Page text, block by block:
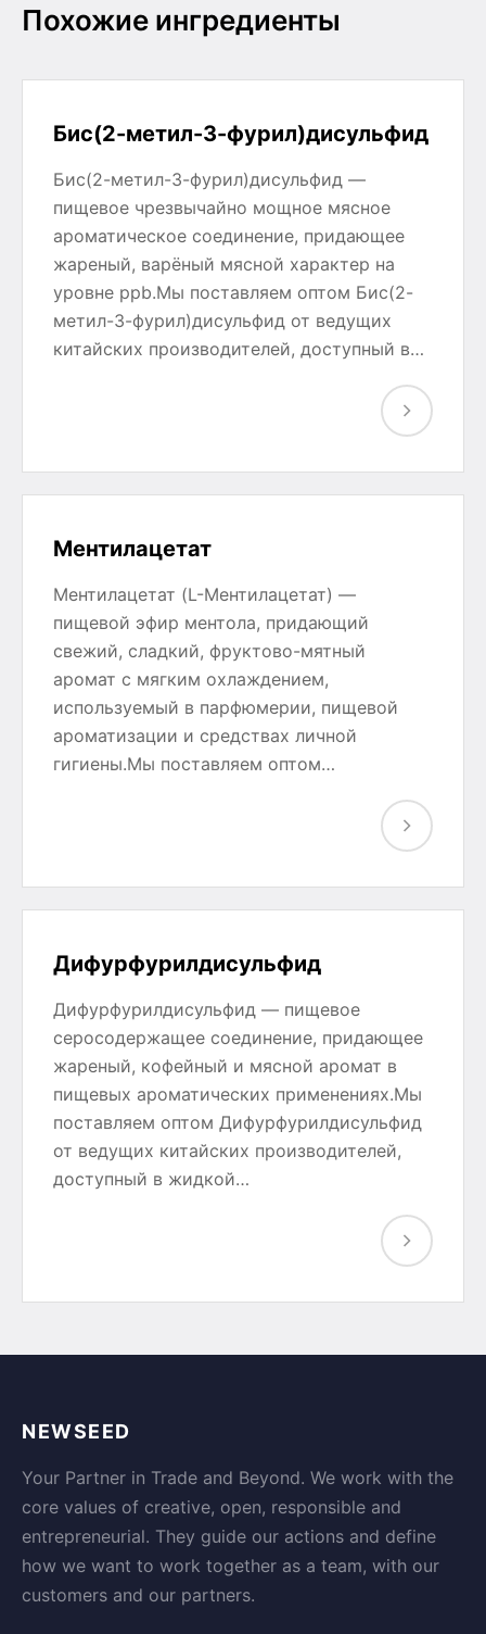
Похожие ингредиенты
Бис(2-метил-3-фурил)дисульфид
Бис(2-метил-3-фурил)дисульфид —
пищевое чрезвычайно мощное мясное
ароматическое соединение, придающее
жареный, варёный мясной характер на
уровне ppb.Мы поставляем оптом Бис(2-
метил-3-фурил)дисульфид от ведущих
китайских производителей, доступный в…
Ментилацетат
Ментилацетат (L-Ментилацетат) —
пищевой эфир ментола, придающий
свежий, сладкий, фруктово-мятный
аромат с мягким охлаждением,
используемый в парфюмерии, пищевой
ароматизации и средствах личной
гигиены.Мы поставляем оптом…
Дифурфурилдисульфид
Дифурфурилдисульфид — пищевое
серосодержащее соединение, придающее
жареный, кофейный и мясной аромат в
пищевых ароматических применениях.Мы
поставляем оптом Дифурфурилдисульфид
от ведущих китайских производителей,
доступный в жидкой…
NEWSEED
Your Partner in Trade and Beyond. We work with the
core values of creative, open, responsible and
entrepreneurial. They guide our actions and define
how we want to work together as a team, with our
customers and our partners.